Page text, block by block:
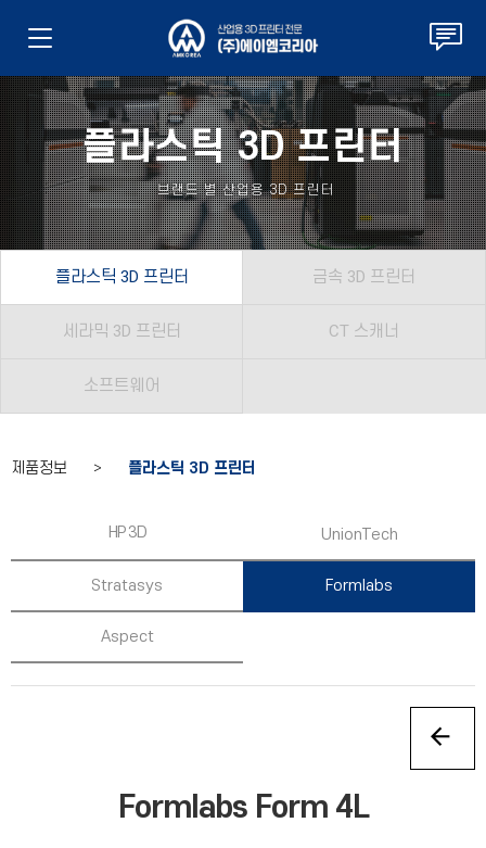
플라스틱 3D 프린터
브랜드 별 산업용 3D 프린터
플라스틱 3D 프린터 금속 3D 프린터
세라믹 3D 프린터 CT 스캐너
소프트웨어
제품정보 > 플라스틱 3D 프린터
HP 3D UnionTech
Stratasys Formlabs
Aspect
Formlabs Form 4L